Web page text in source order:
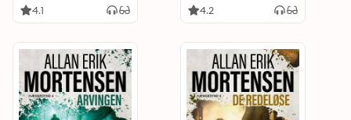
4.1 4.2